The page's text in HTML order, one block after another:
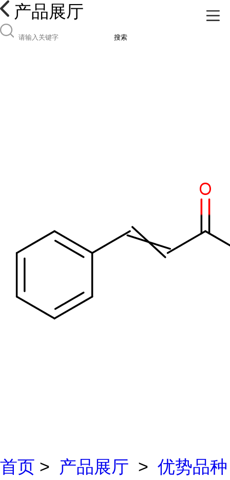
产品展厅
搜索
首页 > 产品展厅 > 优势品种